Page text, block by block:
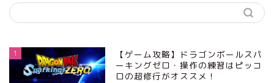
1
【ゲーム攻略】ドラゴンボールスパ
ーキングゼロ・操作の練習はピッコ
ロの超修行がオススメ！